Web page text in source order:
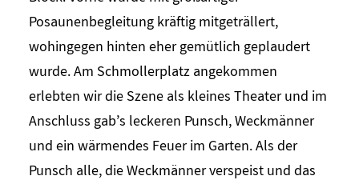
Posaunenbegleitung kräftig mitgeträllert,
wohingegen hinten eher gemütlich geplaudert
wurde. Am Schmollerplatz angekommen
erlebten wir die Szene als kleines Theater und im
Anschluss gab’s leckeren Punsch, Weckmänner
und ein wärmendes Feuer im Garten. Als der
Punsch alle, die Weckmänner verspeist und das